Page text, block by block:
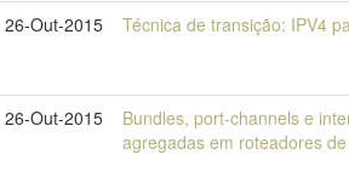
26-Out-2015 Técnica de transição: IPV4
26-Out-2015
Bundles, port-channels e
agregadas em roteadores